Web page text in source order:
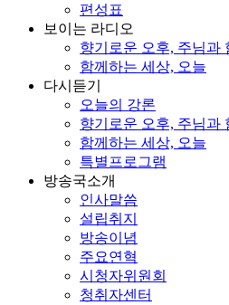
편성표
보이는 라디오
향기로운 오후, 주님과
함께하는 세상, 오늘
다시듣기
오늘의 강론
향기로운 오후, 주님과
함께하는 세상, 오늘
특별프로그램
방송국소개
인사말씀
설립취지
방송이념
주요연혁
시청자위원회
청취자센터